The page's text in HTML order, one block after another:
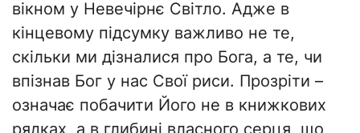
вікном у Невечірнє Світло. Адже в
кінцевому підсумку важливо не те,
скільки ми дізналися про Бога, а те, чи
впізнав Бог у нас Свої риси. Прозріти –
означає побачити Його не в книжкових